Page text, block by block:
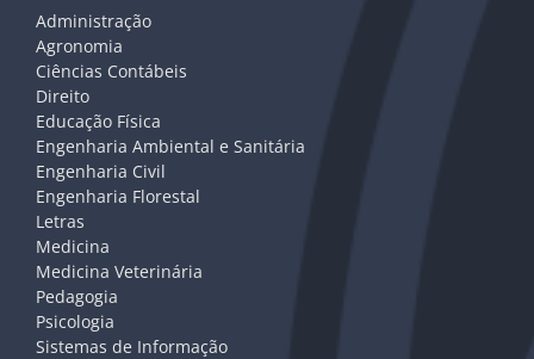
Administração
Agronomia
Ciências Contábeis
Direito
Educação Física
Engenharia Ambiental e Sanitária
Engenharia Civil
Engenharia Florestal
Letras
Medicina
Medicina Veterinária
Pedagogia
Psicologia
Sistemas de Informação